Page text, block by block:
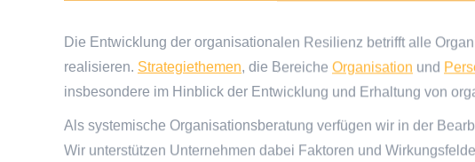
Die Entwicklung der organisationalen Resilienz betrifft alle
realisieren. Strategiethemen, die Bereiche Organisation und
insbesondere im Hinblick der Entwicklung und Erhaltung von
Als systemische Organisationsberatung verfügen wir in der
Wir unterstützen Unternehmen dabei Faktoren und